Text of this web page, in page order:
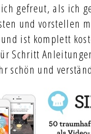
gefreut, als ich
und vorstellen
ist komplett
Schritt
schön und